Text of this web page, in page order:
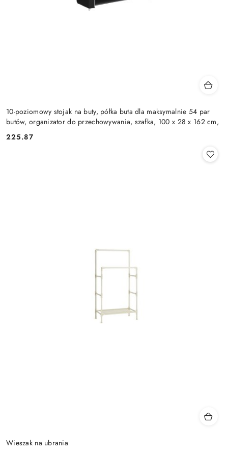
10-poziomowy stojak na buty, półka buta dla maksymalnie 54 par
butów, organizator do przechowywania, szafka, 100 x 28 x 162 cm,
Cena:
225.87
Wieszak na ubrania